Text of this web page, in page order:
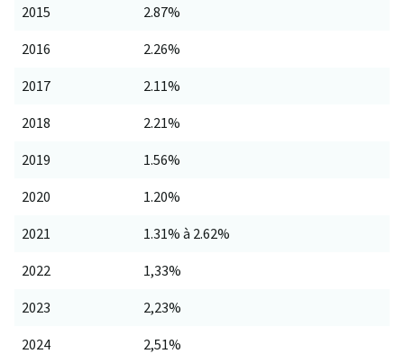
2015 2.87%
2016 2.26%
2017 2.11%
2018 2.21%
2019 1.56%
2020 1.20%
2021 1.31% à 2.62%
2022 1,33%
2023 2,23%
2024 2,51%